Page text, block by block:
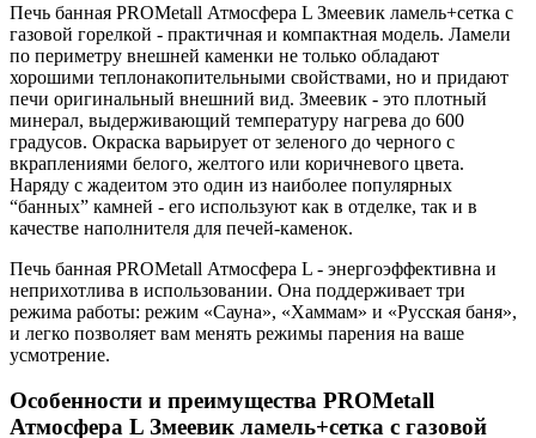
Печь банная PROMetall Атмосфера L Змеевик ламель+сетка с
газовой горелкой - практичная и компактная модель. Ламели
по периметру внешней каменки не только обладают
хорошими теплонакопительными свойствами, но и придают
печи оригинальный внешний вид. Змеевик - это плотный
минерал, выдерживающий температуру нагрева до 600
градусов. Окраска варьирует от зеленого до черного с
вкраплениями белого, желтого или коричневого цвета.
Наряду с жадеитом это один из наиболее популярных
“банных” камней - его используют как в отделке, так и в
качестве наполнителя для печей-каменок.
Печь банная PROMetall Атмосфера L - энергоэффективна и
неприхотлива в использовании. Она поддерживает три
режима работы: режим «Сауна», «Хаммам» и «Русская баня»,
и легко позволяет вам менять режимы парения на ваше
усмотрение.
Особенности и преимущества PROMetall
Атмосфера L Змеевик ламель+сетка с газовой